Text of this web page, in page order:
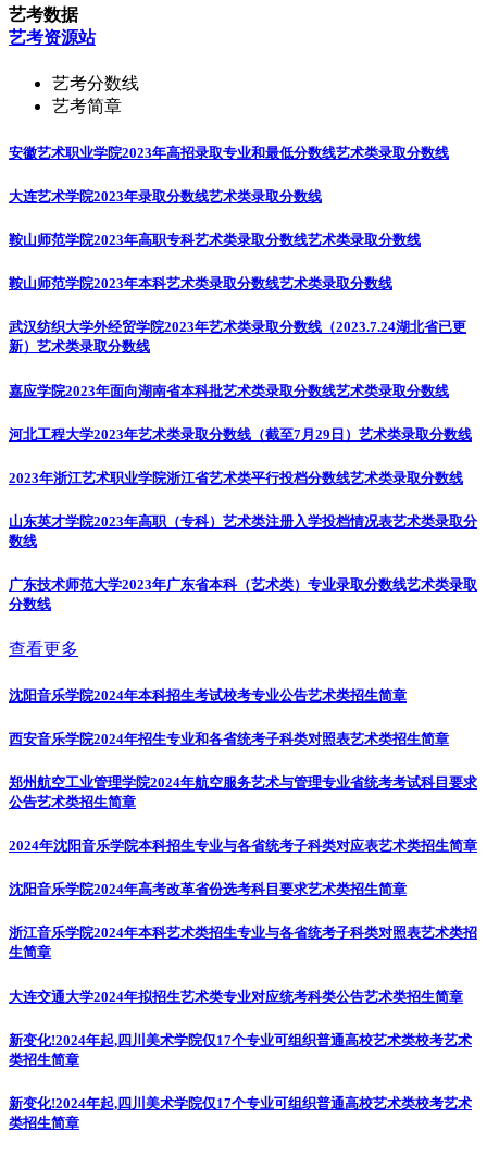
艺考数据
艺考资源站
艺考分数线
艺考简章
安徽艺术职业学院2023年高招录取专业和最低分数线艺术类录取分数线
大连艺术学院2023年录取分数线艺术类录取分数线
鞍山师范学院2023年高职专科艺术类录取分数线艺术类录取分数线
鞍山师范学院2023年本科艺术类录取分数线艺术类录取分数线
武汉纺织大学外经贸学院2023年艺术类录取分数线（2023.7.24湖北省已更
新） 艺术类录取分数线
嘉应学院2023年面向湖南省本科批艺术类录取分数线艺术类录取分数线
河北工程大学2023年艺术类录取分数线（截至7月29日） 艺术类录取分数线
2023年浙江艺术职业学院浙江省艺术类平行投档分数线艺术类录取分数线
山东英才学院2023年高职（专科）艺术类注册入学投档情况表艺术类录取分
数线
广东技术师范大学2023年广东省本科（艺术类）专业录取分数线艺术类录取
分数线
查看更多
沈阳音乐学院2024年本科招生考试校考专业公告艺术类招生简章
西安音乐学院2024年招生专业和各省统考子科类对照表艺术类招生简章
郑州航空工业管理学院2024年航空服务艺术与管理专业省统考考试科目要求
公告艺术类招生简章
2024年沈阳音乐学院本科招生专业与各省统考子科类对应表艺术类招生简章
沈阳音乐学院2024年高考改革省份选考科目要求艺术类招生简章
浙江音乐学院2024年本科艺术类招生专业与各省统考子科类对照表艺术类招
生简章
大连交通大学2024年拟招生艺术类专业对应统考科类公告艺术类招生简章
新变化!2024年起,四川美术学院仅17个专业可组织普通高校艺术类校考艺术
类招生简章
新变化!2024年起,四川美术学院仅17个专业可组织普通高校艺术类校考艺术
类招生简章